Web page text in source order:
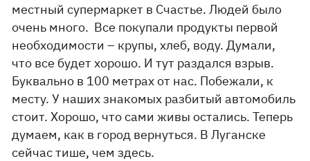
местный супермаркет в Счастье. Людей было
очень много. Все покупали продукты первой
необходимости – крупы, хлеб, воду. Думали,
что все будет хорошо. И тут раздался взрыв.
Буквально в 100 метрах от нас. Побежали, к
месту. У наших знакомых разбитый автомобиль
стоит. Хорошо, что сами живы остались. Теперь
думаем, как в город вернуться. В Луганске
сейчас тише, чем здесь.